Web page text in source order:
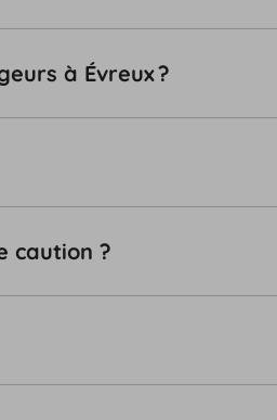
à Évreux ?
caution ?